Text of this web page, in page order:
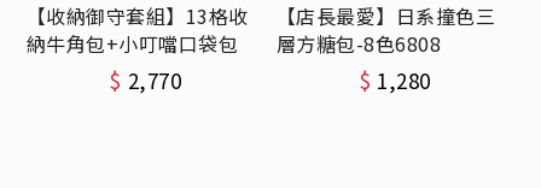
【收納御守套組】13格收
納牛角包+小叮噹口袋包
$ 2,770
【店長最愛】日系撞色三
層方糖包-8色6808
$ 1,280